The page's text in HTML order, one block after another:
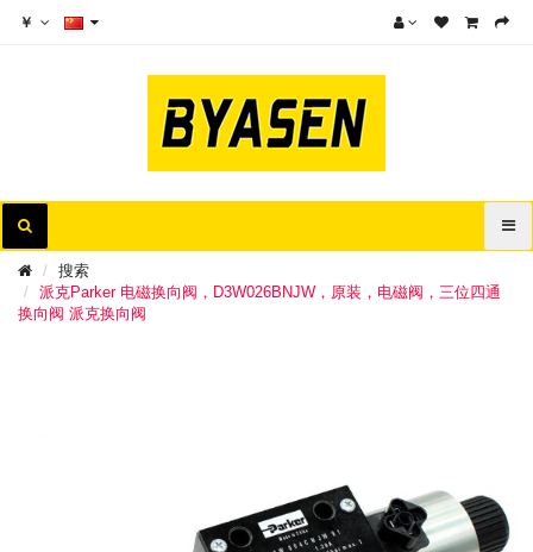
￥
搜索
派克Parker 电磁换向阀，D3W026BNJW，原装，电磁阀，三位四通
换向阀 派克换向阀